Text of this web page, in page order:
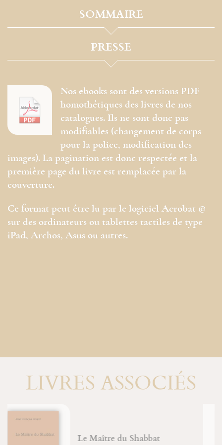
SOMMAIRE
PRESSE
Nos ebooks sont des versions PDF
homothétiques des livres de nos
catalogues. Ils ne sont donc pas
modifiables (changement de corps
pour la police, modification des
images). La pagination est donc respectée et la
première page du livre est remplacée par la
couverture.
Ce format peut être lu par le logiciel Acrobat ©
sur des ordinateurs ou tablettes tactiles de type
iPad, Archos, Asus ou autres.
LIVRES ASSOCIÉS
physique